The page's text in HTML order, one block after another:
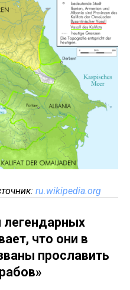
ru.wikipedia.org
что они в
прославить